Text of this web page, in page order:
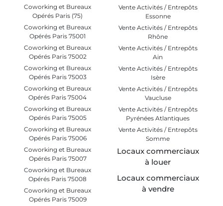
Coworking et Bureaux
Opérés Paris (75)
Coworking et Bureaux
Opérés Paris 75001
Coworking et Bureaux
Opérés Paris 75002
Coworking et Bureaux
Opérés Paris 75003
Coworking et Bureaux
Opérés Paris 75004
Coworking et Bureaux
Opérés Paris 75005
Coworking et Bureaux
Opérés Paris 75006
Coworking et Bureaux
Opérés Paris 75007
Coworking et Bureaux
Opérés Paris 75008
Coworking et Bureaux
Opérés Paris 75009
Vente Activités / Entrepôts
Essonne
Vente Activités / Entrepôts
Rhône
Vente Activités / Entrepôts
Ain
Vente Activités / Entrepôts
Isère
Vente Activités / Entrepôts
Vaucluse
Vente Activités / Entrepôts
Pyrénées Atlantiques
Vente Activités / Entrepôts
Somme
Locaux commerciaux
à louer
Locaux commerciaux
à vendre